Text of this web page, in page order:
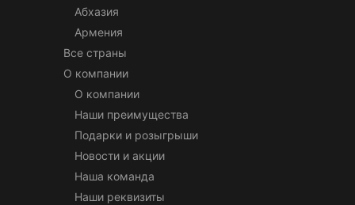
Абхазия
Армения
Все страны
О компании
О компании
Наши преимущества
Подарки и розыгрыши
Новости и акции
Наша команда
Наши реквизиты